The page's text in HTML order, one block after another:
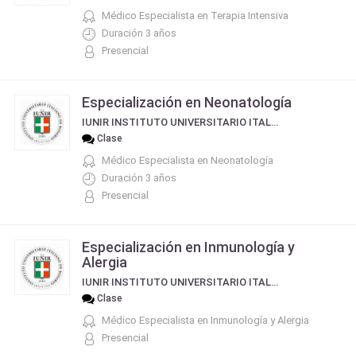
Médico Especialista en Terapia Intensiva
Duración 3 años
Presencial
Especialización en Neonatología
IUNIR INSTITUTO UNIVERSITARIO ITALIANO DE ROSARIO
Clase
Médico Especialista en Neonatología
Duración 3 años
Presencial
Especialización en Inmunología y
Alergia
IUNIR INSTITUTO UNIVERSITARIO ITALIANO DE ROSARIO
Clase
Médico Especialista en Inmunología y Alergia
Presencial